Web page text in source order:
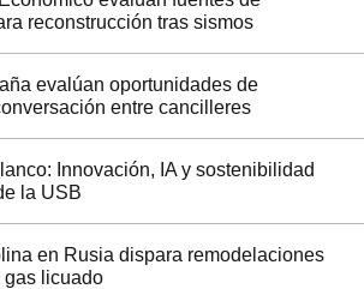
reconstrucción tras sismos
evalúan oportunidades de
entre cancilleres
Innovación, IA y sostenibilidad
la USB
en Rusia dispara remodelaciones
gas licuado